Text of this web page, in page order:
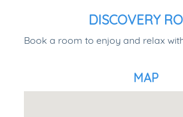
DISCOVERY
Book a room to enjoy and relax
MAP